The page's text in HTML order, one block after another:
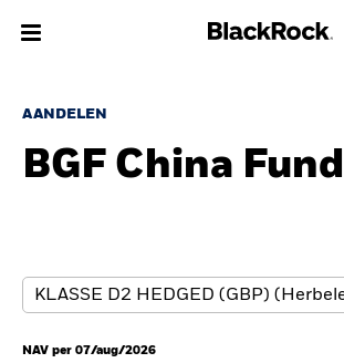
Over Ons
Producten
Inzichten
AANDELEN
BGF China Fund
NAV per 07/aug/2026